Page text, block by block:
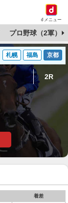
dメニュー
プロ野球（2軍）
札幌 福島 京都
2R
着差